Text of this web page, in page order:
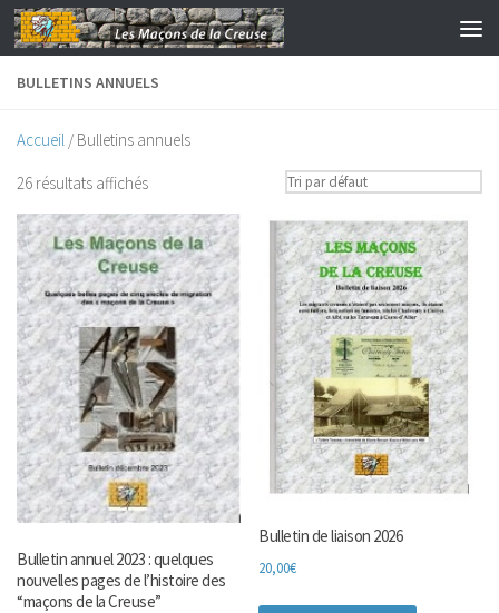
Skip to content
BULLETINS ANNUELS
Accueil / Bulletins annuels
26 résultats affichés
Bulletin annuel 2023 : quelques
nouvelles pages de l’histoire des
“maçons de la Creuse”
Bulletin de liaison 2026
20,00€